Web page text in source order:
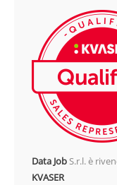
Data JobS.r.l. è
KVASER